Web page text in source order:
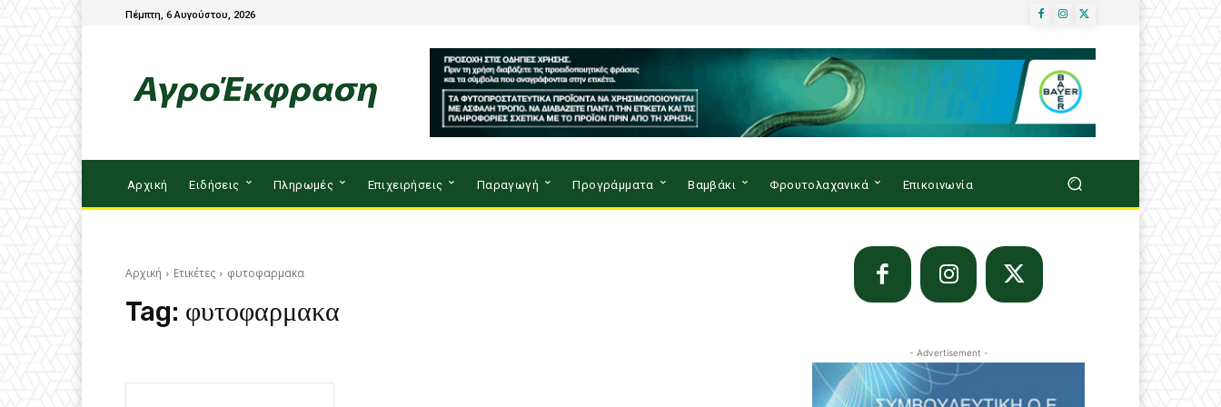
Πέμπτη, 6 Αυγούστου, 2026
Αρχική Ειδήσεις Πληρωμές Επιχειρήσεις Παραγωγή Προγράμματα Βαμβάκι Φρουτολαχανικά Επικοινωνία
Αρχική Ετικέτες φυτοφαρμακα
Tag: φυτοφαρμακα
- Advertisement -